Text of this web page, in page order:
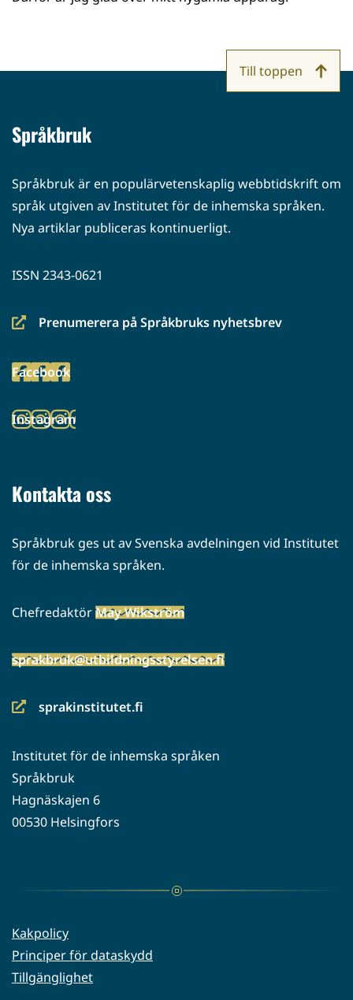
Språkbruk
Språkbruk är en populärvetenskaplig webbtidskrift om
språk utgiven av Institutet för de inhemska språken.
Nya artiklar publiceras kontinuerligt.
ISSN 2343-0621
Prenumerera på Språkbruks nyhetsbrev
(siirryt
palveluun)
Facebook
(siirryt
palveluun)
Instagram
(siirryt
Kontakta oss
Språkbruk ges ut av Svenska avdelningen vid Institutet
för de inhemska språken.
ChefredaktörMay Wikström
sprakbruk@utbildningsstyrelsen.fi
sprakinstitutet.fi
(siirryt
palveluun)
Institutet för de inhemska språken
Språkbruk
Hagnäskajen 6
00530 Helsingfors
Kakpolicy
Principer för dataskydd
Tillgänglighet
Till toppen